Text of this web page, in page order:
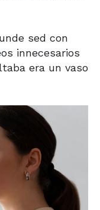
sed con
innecesarios
era un vaso